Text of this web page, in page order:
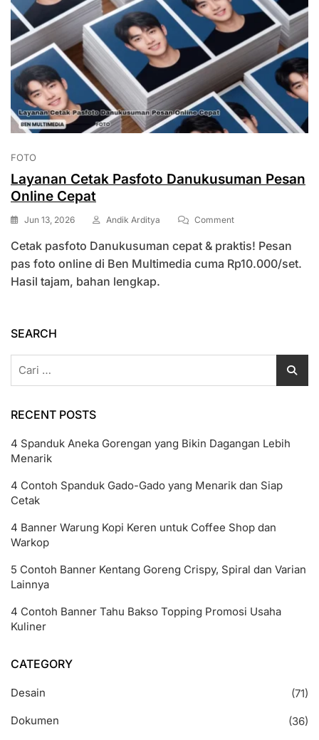
FOTO
Layanan Cetak Pasfoto Danukusuman Pesan
Online Cepat
Jun 13, 2026 Andik Arditya CommentOn
Cetak
Pasfoto
Danukusuman
Cetak pasfoto Danukusuman cepat & praktis! Pesan
pas foto online di Ben Multimedia cuma Rp10.000/set.
Hasil tajam, bahan lengkap.
SEARCH
RECENT POSTS
4 Spanduk Aneka Gorengan yang Bikin Dagangan Lebih
Menarik
4 Contoh Spanduk Gado-Gado yang Menarik dan Siap
Cetak
4 Banner Warung Kopi Keren untuk Coffee Shop dan
Warkop
5 Contoh Banner Kentang Goreng Crispy, Spiral dan Varian
Lainnya
4 Contoh Banner Tahu Bakso Topping Promosi Usaha
Kuliner
CATEGORY
Desain
(71)
Dokumen
(36)